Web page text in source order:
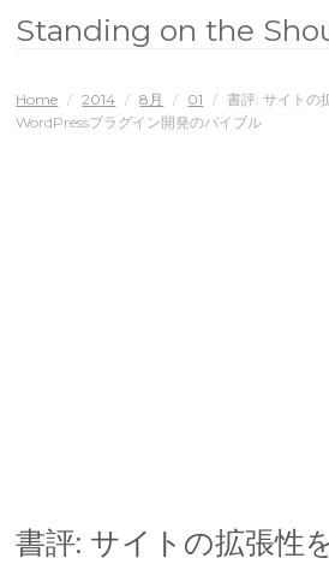
Standing on the
Home / 2014 / 8月 / 01 / 書評: サイトの
WordPressプラグイン開発のバイブル
書評: サイトの拡張性